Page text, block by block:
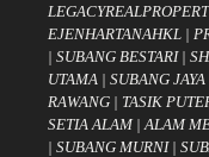
EJENHARTANAHKL |
| SUBANG BESTARI|
UTAMA | SUBANG JAYA
RAWANG | TASIK
SETIA ALAM| ALAM
| SUBANG MURNI|